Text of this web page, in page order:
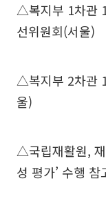
△복지부 1차관
선위원회(서울)
△복지부 2차관
울)
△국립재활원, 재
성 평가’ 수행